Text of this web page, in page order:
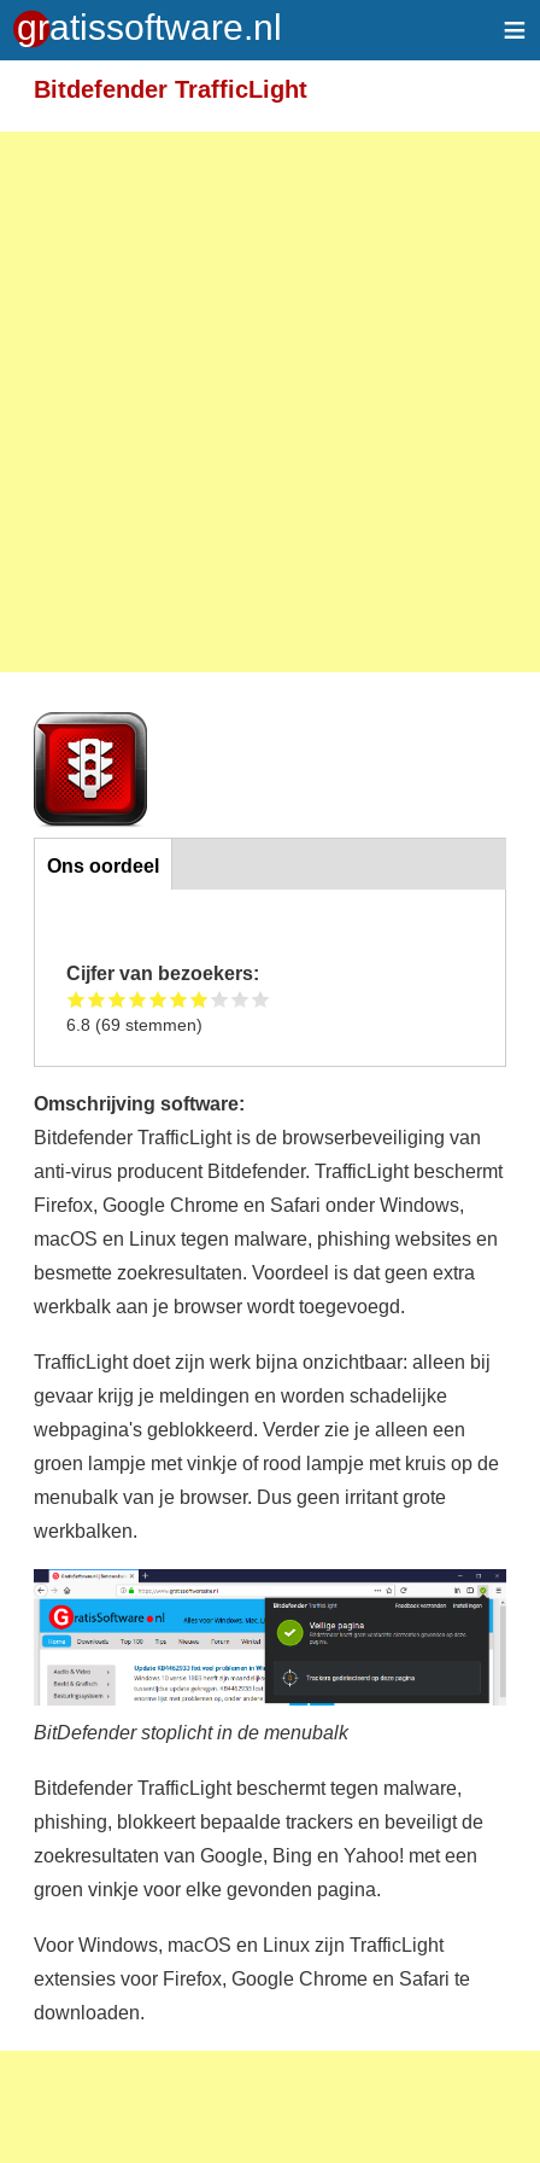
≡
Bitdefender TrafficLight
Ons oordeel
Ons oordeel
Cijfer van bezoekers:
6.8 (69 stemmen)
Omschrijving software:
Bitdefender TrafficLight is de browserbeveiliging van
anti-virus producent Bitdefender. TrafficLight beschermt
Firefox, Google Chrome en Safari onder Windows,
macOS en Linux tegen malware, phishing websites en
besmette zoekresultaten. Voordeel is dat geen extra
werkbalk aan je browser wordt toegevoegd.
TrafficLight doet zijn werk bijna onzichtbaar: alleen bij
gevaar krijg je meldingen en worden schadelijke
webpagina's geblokkeerd. Verder zie je alleen een
groen lampje met vinkje of rood lampje met kruis op de
menubalk van je browser. Dus geen irritant grote
werkbalken.
BitDefender stoplicht in de menubalk
Bitdefender TrafficLight beschermt tegen malware,
phishing, blokkeert bepaalde trackers en beveiligt de
zoekresultaten van Google, Bing en Yahoo! met een
groen vinkje voor elke gevonden pagina.
Voor Windows, macOS en Linux zijn TrafficLight
extensies voor Firefox, Google Chrome en Safari te
downloaden.